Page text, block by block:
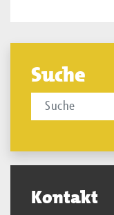
Suche
Kontakt